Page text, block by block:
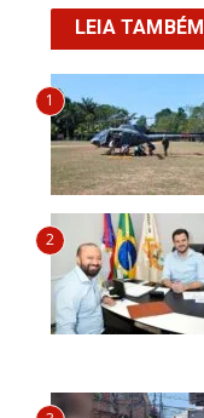
LEIA TAMBÉM
1
2